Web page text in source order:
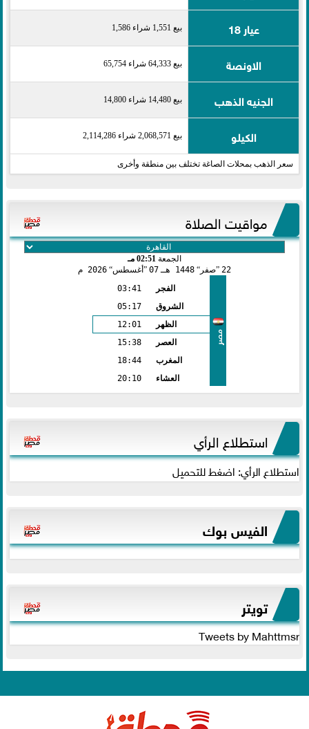
عيار 18 بيع 1,551 شراء 1,586
الاونصة بيع 64,333 شراء 65,754
الجنيه الذهب بيع 14,480 شراء 14,800
الكيلو بيع 2,068,571 شراء 2,114,286
سعر الذهب بمحلات الصاغة تختلف بين منطقة وأخرى
مواقيت الصلاة
الجمعة 02:51 مـ
22 صفر 1448 هـ 07 أغسطس 2026 م
مصر
الفجر
03:41
الشروق
05:17
الظهر
12:01
العصر
15:38
المغرب
18:44
العشاء
20:10
استطلاع الرأي
استطلاع الرأي: اضغط للتحميل
الفيس بوك
تويتر
Tweets by Mahttmsr